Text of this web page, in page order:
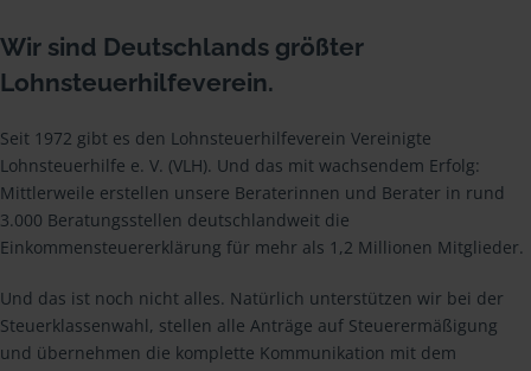
Wir sind Deutschlands größter
Lohnsteuerhilfeverein.
Seit 1972 gibt es den Lohnsteuerhilfeverein Vereinigte
Lohnsteuerhilfe e. V. (VLH). Und das mit wachsendem Erfolg:
Mittlerweile erstellen unsere Beraterinnen und Berater in rund
3.000 Beratungsstellen deutschlandweit die
Einkommensteuererklärung für mehr als 1,2 Millionen Mitglieder.
Und das ist noch nicht alles. Natürlich unterstützen wir bei der
Steuerklassenwahl, stellen alle Anträge auf Steuerermäßigung
und übernehmen die komplette Kommunikation mit dem